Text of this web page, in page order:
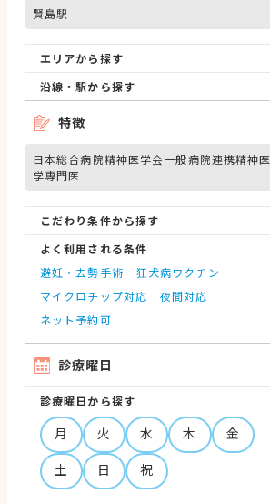
賢島駅
エリアから探す
沿線・駅から探す
特徴
日本総合病院精神医学会一般病院連携精神医
学専門医
こだわり条件から探す
よく利用される条件
避妊・去勢手術
狂犬病ワクチン
マイクロチップ対応
夜間対応
ネット予約可
診療曜日
診療曜日から探す
月 火 水 木
金
土
日 祝